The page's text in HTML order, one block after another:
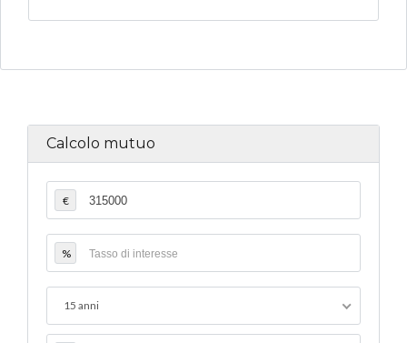
Calcolo mutuo
€
%
15 anni